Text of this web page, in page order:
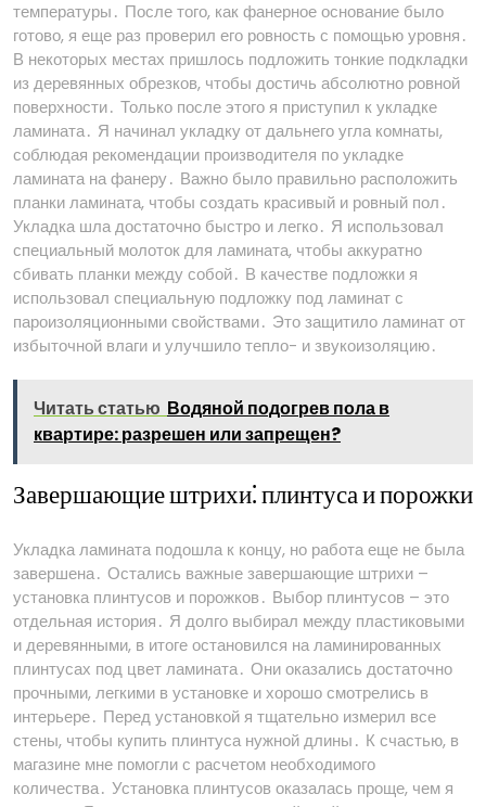
температуры․ После того, как фанерное основание было
готово, я еще раз проверил его ровность с помощью уровня․
В некоторых местах пришлось подложить тонкие подкладки
из деревянных обрезков, чтобы достичь абсолютно ровной
поверхности․ Только после этого я приступил к укладке
ламината․ Я начинал укладку от дальнего угла комнаты,
соблюдая рекомендации производителя по укладке
ламината на фанеру․ Важно было правильно расположить
планки ламината, чтобы создать красивый и ровный пол․
Укладка шла достаточно быстро и легко․ Я использовал
специальный молоток для ламината, чтобы аккуратно
сбивать планки между собой․ В качестве подложки я
использовал специальную подложку под ламинат с
пароизоляционными свойствами․ Это защитило ламинат от
избыточной влаги и улучшило тепло- и звукоизоляцию․
Читать статью Водяной подогрев пола в
квартире: разрешен или запрещен?
Завершающие штрихи⁚ плинтуса и порожки
Укладка ламината подошла к концу, но работа еще не была
завершена․ Остались важные завершающие штрихи –
установка плинтусов и порожков․ Выбор плинтусов – это
отдельная история․ Я долго выбирал между пластиковыми
и деревянными, в итоге остановился на ламинированных
плинтусах под цвет ламината․ Они оказались достаточно
прочными, легкими в установке и хорошо смотрелись в
интерьере․ Перед установкой я тщательно измерил все
стены, чтобы купить плинтуса нужной длины․ К счастью, в
магазине мне помогли с расчетом необходимого
количества․ Установка плинтусов оказалась проще, чем я